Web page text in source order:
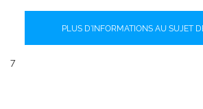
PLUS D'INFORMATIONS AU SUJET
7